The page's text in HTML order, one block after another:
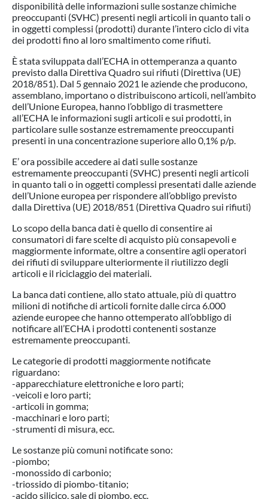
disponibilità delle informazioni sulle sostanze chimiche
preoccupanti (SVHC) presenti negli articoli in quanto tali o
in oggetti complessi (prodotti) durante l’intero ciclo di vita
dei prodotti fino al loro smaltimento come rifiuti.
È stata sviluppata dall’ECHA in ottemperanza a quanto
previsto dalla Direttiva Quadro sui rifiuti (Direttiva (UE)
2018/851). Dal 5 gennaio 2021 le aziende che producono,
assemblano, importano o distribuiscono articoli, nell’ambito
dell’Unione Europea, hanno l’obbligo di trasmettere
all’ECHA le informazioni sugli articoli e sui prodotti, in
particolare sulle sostanze estremamente preoccupanti
presenti in una concentrazione superiore allo 0,1% p/p.
E’ ora possibile accedere ai dati sulle sostanze
estremamente preoccupanti (SVHC) presenti negli articoli
in quanto tali o in oggetti complessi presentati dalle aziende
dell’Unione europea per rispondere all’obbligo previsto
dalla Direttiva (UE) 2018/851 (Direttiva Quadro sui rifiuti)
Lo scopo della banca dati è quello di consentire ai
consumatori di fare scelte di acquisto più consapevoli e
maggiormente informate, oltre a consentire agli operatori
dei rifiuti di sviluppare ulteriormente il riutilizzo degli
articoli e il riciclaggio dei materiali.
La banca dati contiene, allo stato attuale, più di quattro
milioni di notifiche di articoli fornite dalle circa 6.000
aziende europee che hanno ottemperato all’obbligo di
notificare all’ECHA i prodotti contenenti sostanze
estremamente preoccupanti.
Le categorie di prodotti maggiormente notificate
riguardano:
-apparecchiature elettroniche e loro parti;
-veicoli e loro parti;
-articoli in gomma;
-macchinari e loro parti;
-strumenti di misura, ecc.
Le sostanze più comuni notificate sono:
-piombo;
-monossido di carbonio;
-triossido di piombo-titanio;
-acido silicico, sale di piombo, ecc.